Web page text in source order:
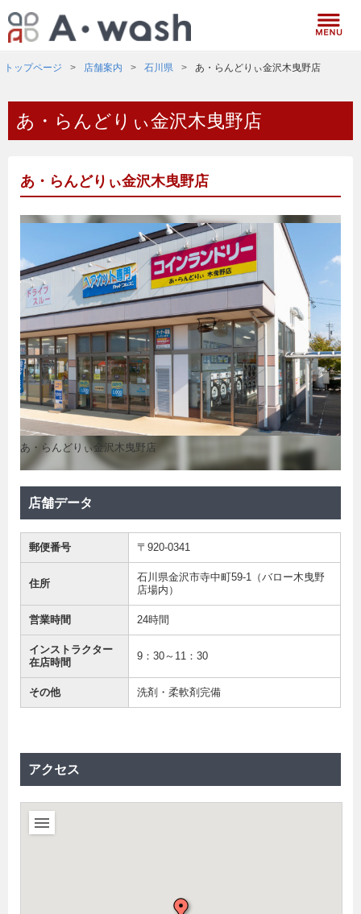
トップページ 店舗案内 石川県 あ・らんどりぃ金沢木曳野店
あ・らんどりぃ金沢木曳野店
あ・らんどりぃ金沢木曳野店
あ・らんどりぃ金沢木曳野店
店舗データ
郵便番号 〒920-0341
住所
石川県金沢市寺中町59-1（バロー木曳野
店場内）
営業時間 24時間
インストラクター
在店時間
9：30～11：30
その他 洗剤・柔軟剤完備
アクセス